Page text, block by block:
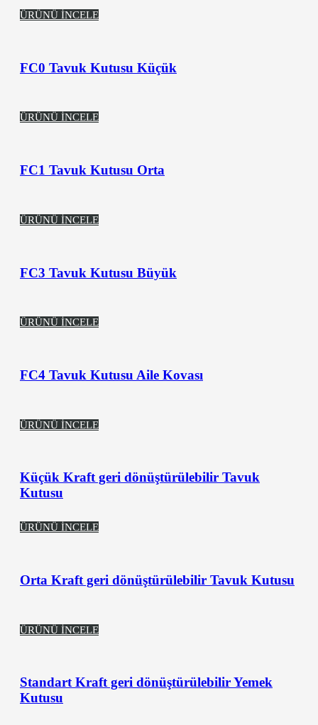
ÜRÜNÜ İNCELE
FC0 Tavuk Kutusu Küçük
ÜRÜNÜ İNCELE
FC1 Tavuk Kutusu Orta
ÜRÜNÜ İNCELE
FC3 Tavuk Kutusu Büyük
ÜRÜNÜ İNCELE
FC4 Tavuk Kutusu Aile Kovası
ÜRÜNÜ İNCELE
Küçük Kraft geri dönüştürülebilir Tavuk
Kutusu
ÜRÜNÜ İNCELE
Orta Kraft geri dönüştürülebilir Tavuk Kutusu
ÜRÜNÜ İNCELE
Standart Kraft geri dönüştürülebilir Yemek
Kutusu